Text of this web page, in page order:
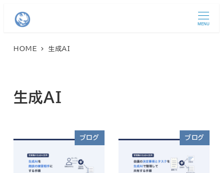
MENU
HOME 生成AI
生成AI
ブログ ブログ